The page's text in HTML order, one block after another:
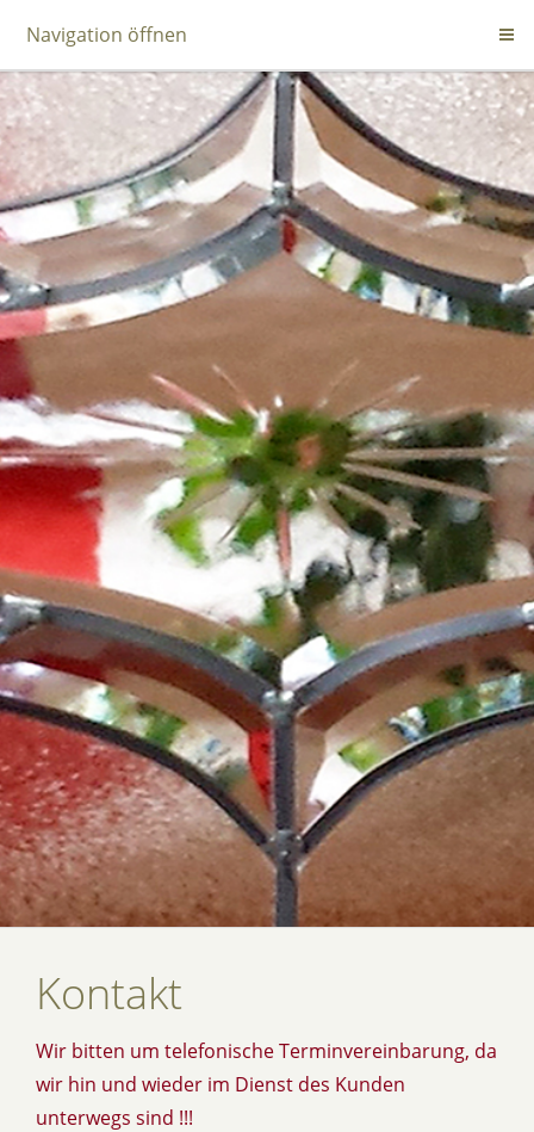
Navigation öffnen
Kontakt
Wir bitten um telefonische Terminvereinbarung, da
wir hin und wieder im Dienst des Kunden
unterwegs sind !!!